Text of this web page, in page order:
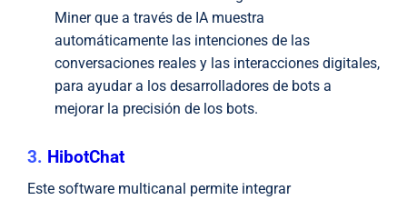
Miner que a través de IA muestra
automáticamente las intenciones de las
conversaciones reales y las interacciones digitales,
para ayudar a los desarrolladores de bots a
mejorar la precisión de los bots.
3. HibotChat
Este software multicanal permite integrar